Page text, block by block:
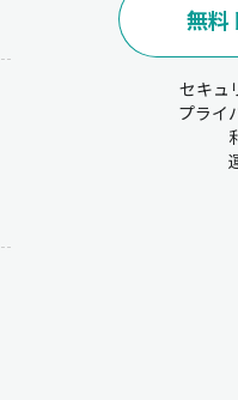
無料
セキュ
プライ